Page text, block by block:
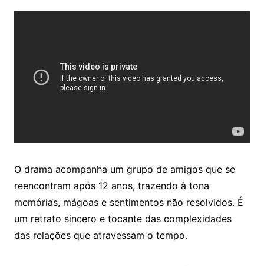
O drama acompanha um grupo de amigos que se
reencontram após 12 anos, trazendo à tona
memórias, mágoas e sentimentos não resolvidos. É
um retrato sincero e tocante das complexidades
das relações que atravessam o tempo.